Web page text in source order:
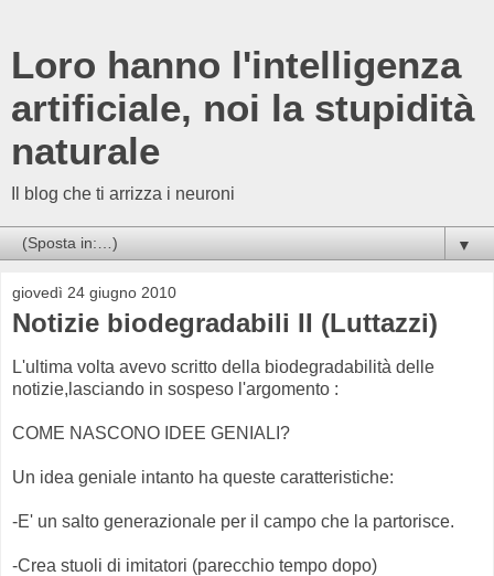
Loro hanno l'intelligenza
artificiale, noi la stupidità
naturale
Il blog che ti arrizza i neuroni
▼
giovedì 24 giugno 2010
Notizie biodegradabili II (Luttazzi)
L'ultima volta avevo scritto della biodegradabilità delle
notizie,lasciando in sospeso l'argomento :
COME NASCONO IDEE GENIALI?
Un idea geniale intanto ha queste caratteristiche:
-E' un salto generazionale per il campo che la partorisce.
-Crea stuoli di imitatori (parecchio tempo dopo)